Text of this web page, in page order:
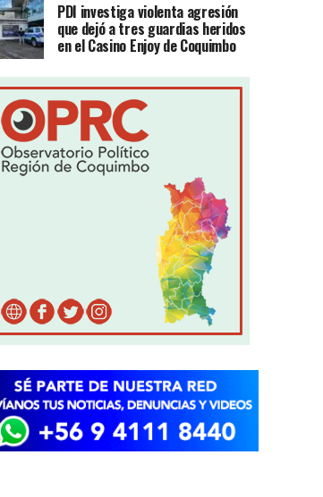
PDI investiga violenta agresión
que dejó a tres guardias heridos
en el Casino Enjoy de Coquimbo